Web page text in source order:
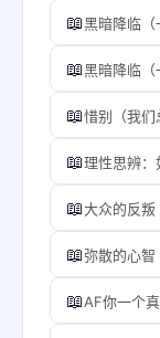
📖
📖
📖
📖
📖
📖
📖